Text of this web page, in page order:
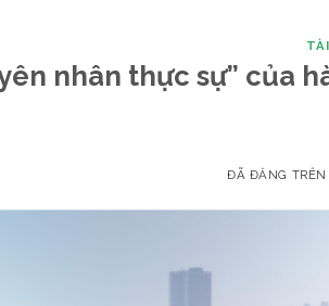
nhân thực sự” của
ĐÃ ĐĂNG